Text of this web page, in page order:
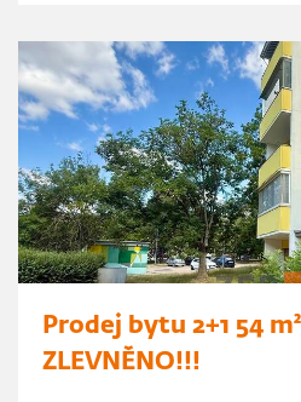
Prodej bytu 2+1 54
ZLEVNĚNO!!!